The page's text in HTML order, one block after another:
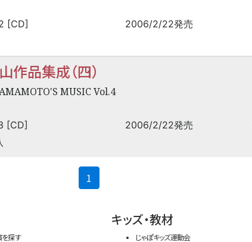
[CD]
2006/2/22発売
作品集成（四）
MUSIC Vol.4
[CD]
2006/2/22発売
1
探す
キッズ・教材
じゃぽキッズ運動会